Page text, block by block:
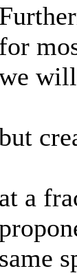
for
at a
same